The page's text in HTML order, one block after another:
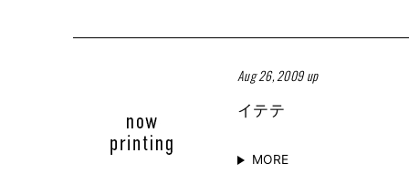
Aug 26, 2009 up
イテテ
MORE